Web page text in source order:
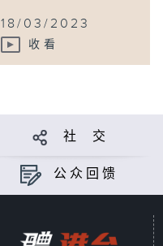
18/03/2023
收看
社 交
公众回馈